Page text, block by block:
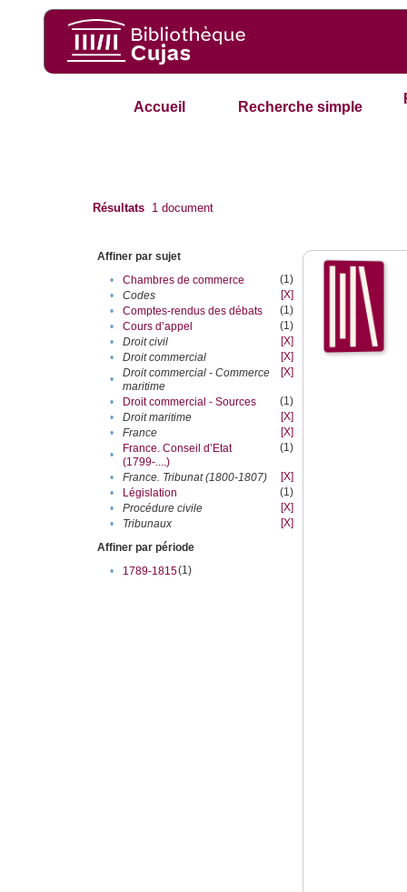
Accueil Recherche simple
Résultats 1 document
Affiner par sujet
•
Chambres de commerce
(1)
•
Codes
[X]
•
Comptes-rendus des débats
(1)
•
Cours d’appel
(1)
•
Droit civil
[X]
•
Droit commercial
[X]
•
Droit commercial - Commerce
maritime
[X]
• Droit commercial - Sources
(1)
•
Droit maritime
[X]
•
France
[X]
•
France. Conseil d’Etat
(1799-....)
(1)
• France. Tribunat (1800-1807)
[X]
•
Législation
(1)
•
Procédure civile
[X]
•
Tribunaux
[X]
Affiner par période
•
1789-1815(1)